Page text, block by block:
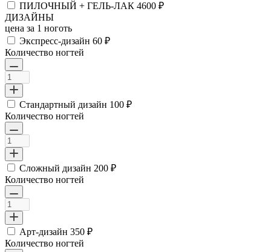
ПИЛОЧНЫЙ + ГЕЛЬ-ЛАК 4600 ₽
ДИЗАЙНЫ
цена за 1 ноготь
Экспресс-дизайн 60 ₽
Количество ногтей
Стандартный дизайн 100 ₽
Количество ногтей
Сложный дизайн 200 ₽
Количество ногтей
Арт-дизайн 350 ₽
Количество ногтей